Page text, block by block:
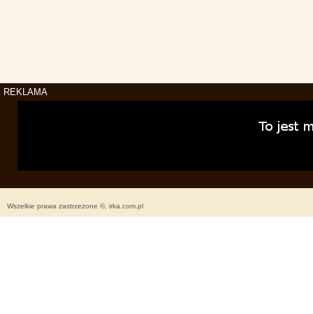
REKLAMA
Wszelkie prawa zastrzeżone ©, irka.com.pl